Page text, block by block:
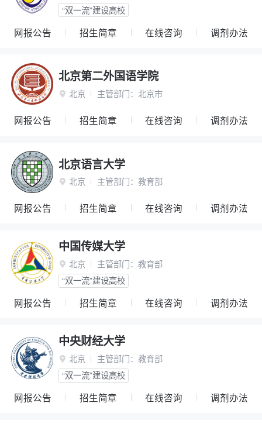
“双一流”建设高校
网报公告 招生简章 在线咨询 调剂办法
北京第二外国语学院
 北京 主管部门： 北京市
网报公告 招生简章 在线咨询 调剂办法
北京语言大学
 北京 主管部门： 教育部
网报公告 招生简章 在线咨询 调剂办法
中国传媒大学
 北京 主管部门： 教育部
“双一流”建设高校
网报公告 招生简章 在线咨询 调剂办法
中央财经大学
 北京 主管部门： 教育部
“双一流”建设高校
网报公告 招生简章 在线咨询 调剂办法